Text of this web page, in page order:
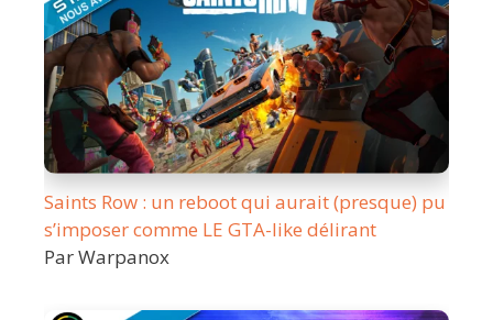
Saints Row : un reboot qui aurait (presque) pu
s’imposer comme LE GTA-like délirant
Par Warpanox